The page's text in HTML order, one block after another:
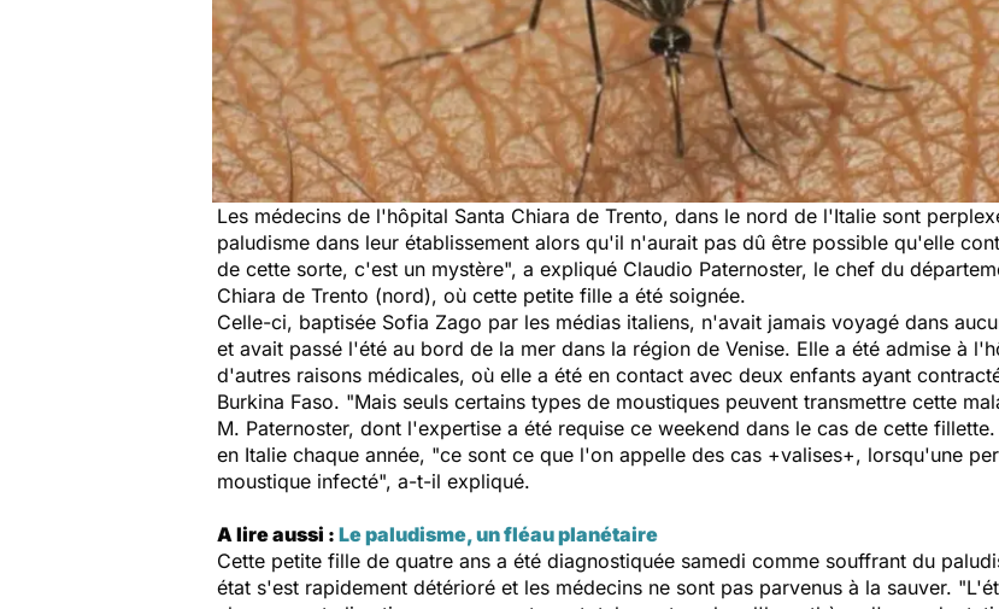
Les médecins de l'hôpital Santa Chiara de Trento, dans le nord de l'Italie sont
paludisme dans leur établissement alors qu'il n'aurait pas dû être possible qu'elle
de cette sorte, c'est un mystère", a expliqué Claudio Paternoster, le chef du
Chiara de Trento (nord), où cette petite fille a été soignée.
Celle-ci, baptisée Sofia Zago par les médias italiens, n'avait jamais voyagé dans
et avait passé l'été au bord de la mer dans la région de Venise. Elle a été admise à
d'autres raisons médicales, où elle a été en contact avec deux enfants ayant
Burkina Faso. "Mais seuls certains types de moustiques peuvent transmettre cette
M. Paternoster, dont l'expertise a été requise ce weekend dans le cas de cette
en Italie chaque année, "ce sont ce que l'on appelle des cas +valises+, lorsqu'une
moustique infecté", a-t-il expliqué.
A lire aussi : Le paludisme, un fléau planétaire
Cette petite fille de quatre ans a été diagnostiquée samedi comme souffrant du
état s'est rapidement détérioré et les médecins ne sont pas parvenus à la sauver.